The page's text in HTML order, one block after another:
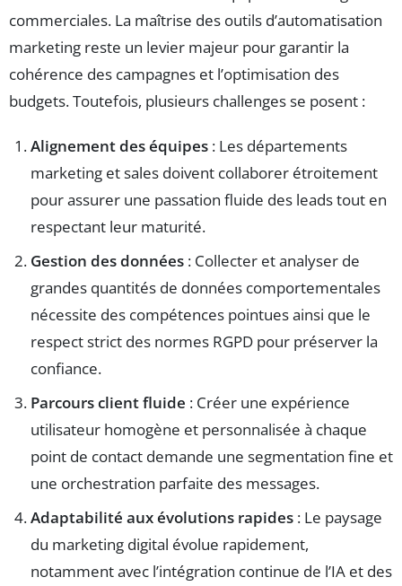
commerciales. La maîtrise des outils d’automatisation
marketing reste un levier majeur pour garantir la
cohérence des campagnes et l’optimisation des
budgets. Toutefois, plusieurs challenges se posent :
Alignement des équipes : Les départements
marketing et sales doivent collaborer étroitement
pour assurer une passation fluide des leads tout en
respectant leur maturité.
Gestion des données : Collecter et analyser de
grandes quantités de données comportementales
nécessite des compétences pointues ainsi que le
respect strict des normes RGPD pour préserver la
confiance.
Parcours client fluide : Créer une expérience
utilisateur homogène et personnalisée à chaque
point de contact demande une segmentation fine et
une orchestration parfaite des messages.
Adaptabilité aux évolutions rapides : Le paysage
du marketing digital évolue rapidement,
notamment avec l’intégration continue de l’IA et des